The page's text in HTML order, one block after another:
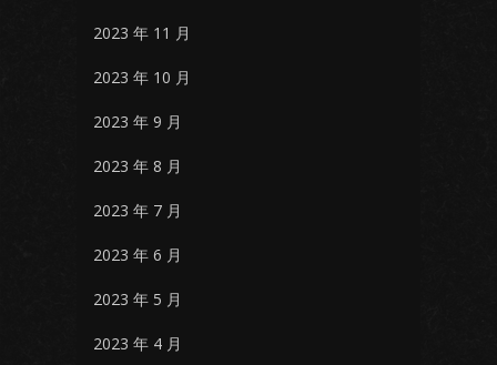
2023 年 11 月
2023 年 10 月
2023 年 9 月
2023 年 8 月
2023 年 7 月
2023 年 6 月
2023 年 5 月
2023 年 4 月